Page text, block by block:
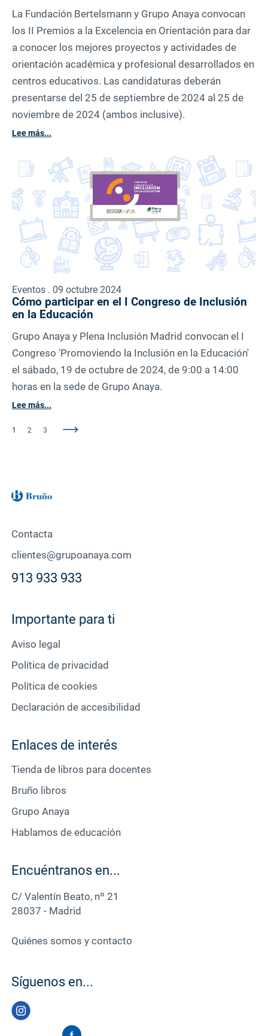
La Fundación Bertelsmann y Grupo Anaya convocan
los II Premios a la Excelencia en Orientación para dar
a conocer los mejores proyectos y actividades de
orientación académica y profesional desarrollados en
centros educativos. Las candidaturas deberán
presentarse del 25 de septiembre de 2024 al 25 de
noviembre de 2024 (ambos inclusive).
Lee más...
Eventos . 09 octubre 2024
Cómo participar en el I Congreso de Inclusión
en la Educación
Grupo Anaya y Plena Inclusión Madrid convocan el I
Congreso 'Promoviendo la Inclusión en la Educación'
el sábado, 19 de octubre de 2024, de 9:00 a 14:00
horas en la sede de Grupo Anaya.
Lee más...
1 2 3
Contacta
clientes@grupoanaya.com
913 933 933
Importante para ti
Aviso legal
Política de privacidad
Política de cookies
Declaración de accesibilidad
Enlaces de interés
Tienda de libros para docentes
Bruño libros
Grupo Anaya
Hablamos de educación
Encuéntranos en...
C/ Valentín Beato, nº 21
28037 - Madrid
Quiénes somos y contacto
Síguenos en...